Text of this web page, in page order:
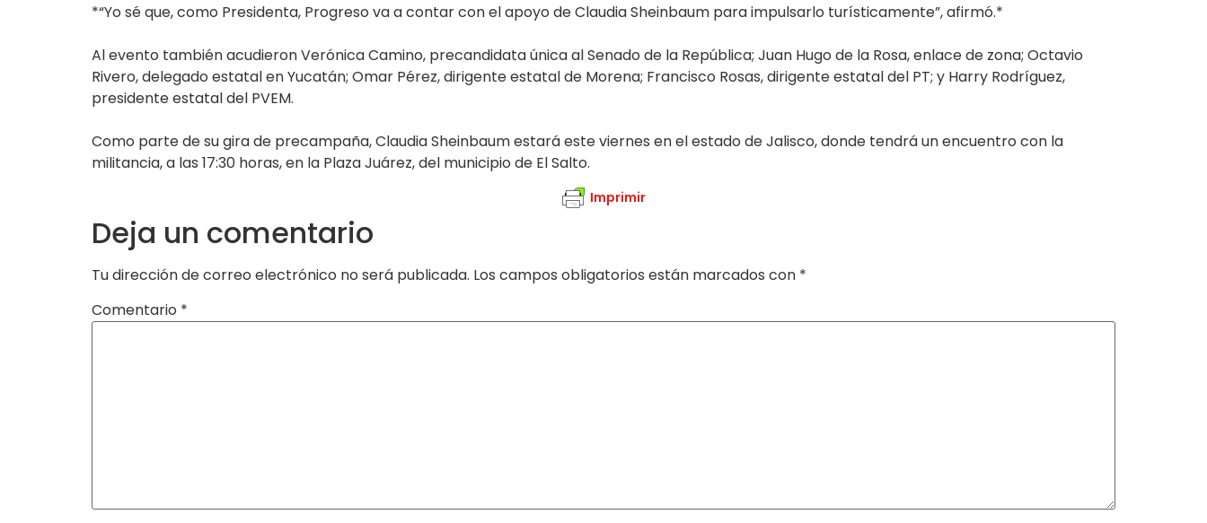
*“Yo sé que, como Presidenta, Progreso va a contar con el apoyo de Claudia Sheinbaum para impulsarlo turísticamente”, afirmó.*
Al evento también acudieron Verónica Camino, precandidata única al Senado de la República; Juan Hugo de la Rosa, enlace de zona; Octavio
Rivero, delegado estatal en Yucatán; Omar Pérez, dirigente estatal de Morena; Francisco Rosas, dirigente estatal del PT; y Harry Rodríguez,
presidente estatal del PVEM.
Como parte de su gira de precampaña, Claudia Sheinbaum estará este viernes en el estado de Jalisco, donde tendrá un encuentro con la
militancia, a las 17:30 horas, en la Plaza Juárez, del municipio de El Salto.
Imprimir
Deja un comentario
Tu dirección de correo electrónico no será publicada. Los campos obligatorios están marcados con *
Comentario *